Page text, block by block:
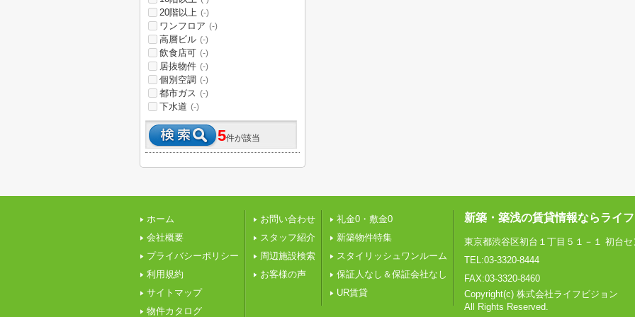
20階以上 (-)
ワンフロア (-)
高層ビル (-)
飲食店可 (-)
居抜物件 (-)
個別空調 (-)
都市ガス (-)
下水道 (-)
5件が該当
ホーム
会社概要
プライバシーポリシー
利用規約
サイトマップ
物件カタログ
お問い合わせ
スタッフ紹介
周辺施設検索
お客様の声
礼金0・敷金0
新築物件特集
スタイリッシュワンルーム
保証人なし＆保証会社なし
UR賃貸
新築・築浅の賃貸情報ならライ
東京都渋谷区初台１丁目５１－１ 初台
TEL:03-3320-8444
FAX:03-3320-8460
Copyright(c) 株式会社ライフビジョン
All Rights Reserved.